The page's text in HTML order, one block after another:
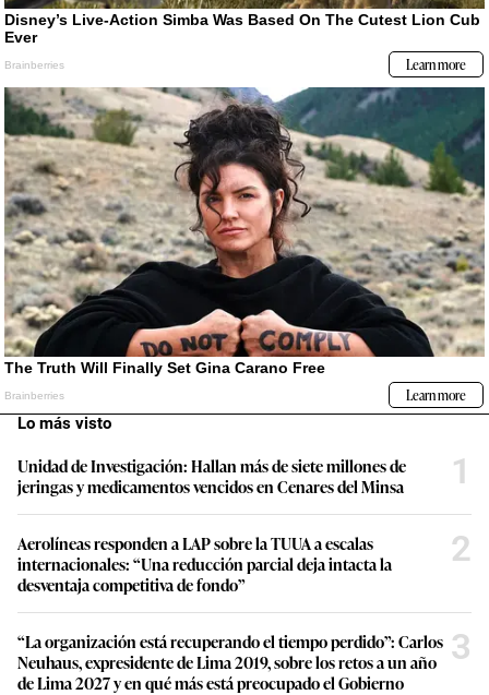
Lo más visto
Unidad de Investigación: Hallan más de siete millones de
jeringas y medicamentos vencidos en Cenares del Minsa
1
Aerolíneas responden a LAP sobre la TUUA a escalas
internacionales: “Una reducción parcial deja intacta la
desventaja competitiva de fondo”
2
“La organización está recuperando el tiempo perdido”: Carlos
Neuhaus, expresidente de Lima 2019, sobre los retos a un año
de Lima 2027 y en qué más está preocupado el Gobierno
3